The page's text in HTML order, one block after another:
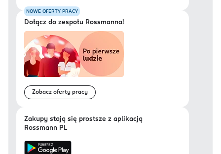
NOWE OFERTY PRACY
Dołącz do zespołu Rossmanna!
Zobacz oferty pracy
Zakupy stają się prostsze z aplikacją
Rossmann PL